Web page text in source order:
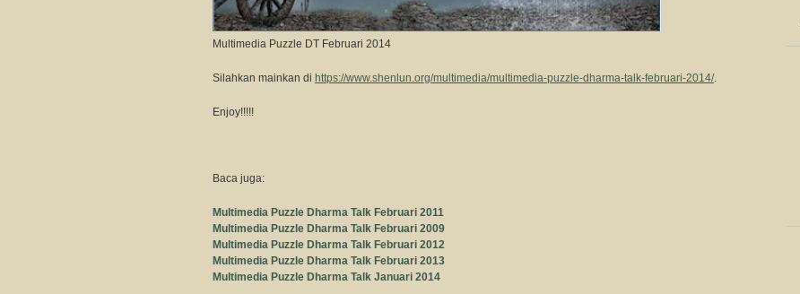
Multimedia Puzzle DT Februari 2014
Silahkan mainkan di https://www.shenlun.org/multimedia/multimedia-puzzle-dharma-talk-februari-2014/.
Enjoy!!!!!
Baca juga:
Multimedia Puzzle Dharma Talk Februari 2011
Multimedia Puzzle Dharma Talk Februari 2009
Multimedia Puzzle Dharma Talk Februari 2012
Multimedia Puzzle Dharma Talk Februari 2013
Multimedia Puzzle Dharma Talk Januari 2014